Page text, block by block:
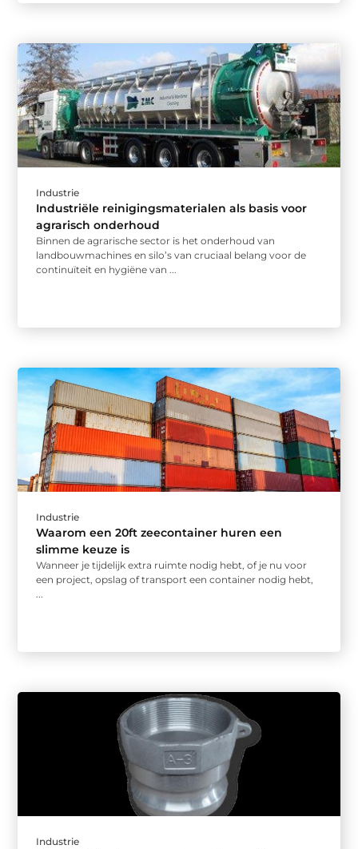
Industrie
Industriële reinigingsmaterialen als basis voor
agrarisch onderhoud
Binnen de agrarische sector is het onderhoud van
landbouwmachines en silo’s van cruciaal belang voor de
continuïteit en hygiëne van ...
Industrie
Waarom een 20ft zeecontainer huren een
slimme keuze is
Wanneer je tijdelijk extra ruimte nodig hebt, of je nu voor
een project, opslag of transport een container nodig hebt,
...
Industrie